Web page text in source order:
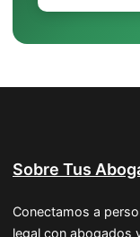
Sobre Tus
Conectamos a
legal con abogados